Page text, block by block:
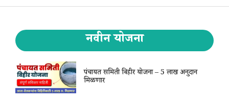
नवीन योजना
पंचायत समिती विहीर योजना – 5 लाख अनुदान
मिळणार